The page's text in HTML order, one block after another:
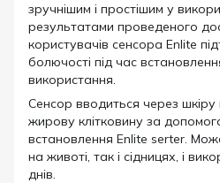
зручнішим і простішим у
результатами проведеного
користувачів сенсора Enlite
болючості під час
використання.
Сенсор вводиться через шкіру
жирову клітковину за
встановлення Enlite serter.
на животі, так і сідницях, і
днів.